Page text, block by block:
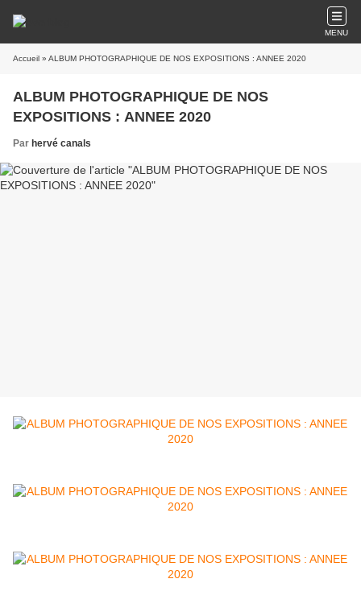
MENU
Accueil » ALBUM PHOTOGRAPHIQUE DE NOS EXPOSITIONS : ANNEE 2020
ALBUM PHOTOGRAPHIQUE DE NOS
EXPOSITIONS : ANNEE 2020
Par hervé canals